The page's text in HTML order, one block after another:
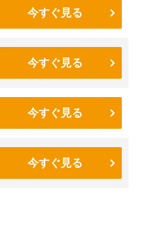
今すぐ見る
今すぐ見る
今すぐ見る
今すぐ見る